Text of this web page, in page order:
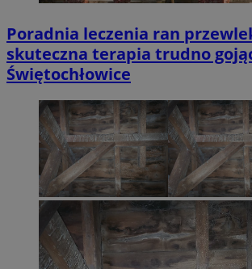
Poradnia leczenia ran
skuteczna terapia trudno
Świętochłowice